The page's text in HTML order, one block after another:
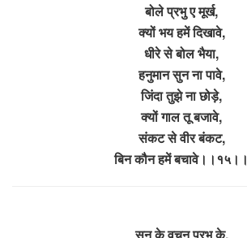
बोले प्रभु ए मूर्ख,
क्यों भय हमें दिखावे,
धीरे से बोल भैया,
हनुमान सुन ना पावे,
जिंदा तुझे ना छोड़े,
क्यों गाल तू बजावे,
संकट से वीर बंकट,
बिन कौन हमें बचावे।।१५।।
सुन के वचन प्रभु के,